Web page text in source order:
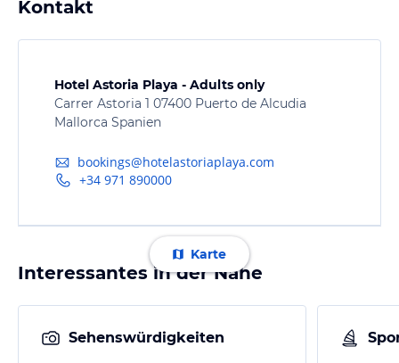
Kontakt
Hotel Astoria Playa - Adults only
Carrer Astoria 1 07400 Puerto de Alcudia
Mallorca Spanien
bookings@hotelastoriaplaya.com
+34 971 890000
Karte
Interessantes in der Nähe
Sehenswürdigkeiten